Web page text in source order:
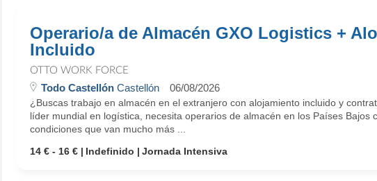
Operario/a de Almacén GXO Logistics +
Incluido
OTTO WORK FORCE
Todo CastellónCastellón 06/08/2026
¿Buscas trabajo en almacén en el extranjero con alojamiento incluido y
líder mundial en logística, necesita operarios de almacén en los Países Bajos
condiciones que van mucho más ...
14 € - 16 €
Indefinido Jornada Intensiva